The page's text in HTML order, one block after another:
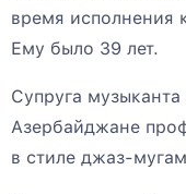
время исполнения
Ему было 39 лет.
Супруга
Азербайджане
в стиле джаз-